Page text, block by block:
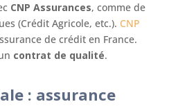
CNP Assurances, comme de
(Crédit Agricole, etc.). CNP
de crédit en France.
contrat de qualité.
: assurance